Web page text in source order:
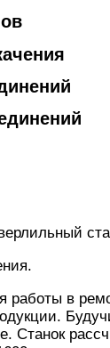
работы в
Станок